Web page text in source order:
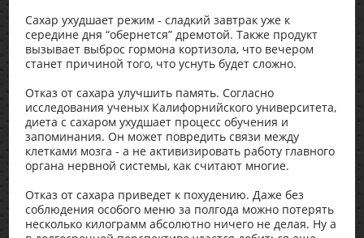
Сахар ухудшает режим - сладкий завтрак уже к
середине дня “обернется” дремотой. Также продукт
вызывает выброс гормона кортизола, что вечером
станет причиной того, что уснуть будет сложно.
Отказ от сахара улучшить память. Согласно
исследования ученых Калифорнийского университета,
диета с сахаром ухудшает процесс обучения и
запоминания. Он может повредить связи между
клетками мозга - а не активизировать работу главного
органа нервной системы, как считают многие.
Отказ от сахара приведет к похудению. Даже без
соблюдения особого меню за полгода можно потерять
несколько килограмм абсолютно ничего не делая. Ну а